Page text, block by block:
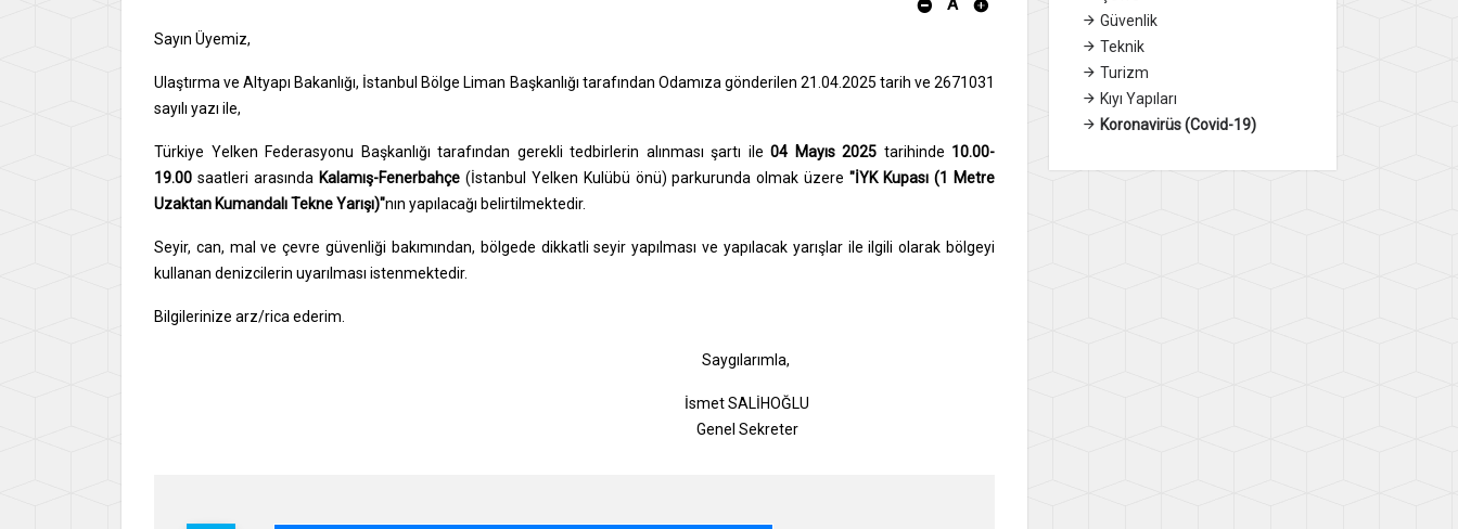
A
Sayın Üyemiz,
Ulaştırma ve Altyapı Bakanlığı, İstanbul Bölge Liman Başkanlığı tarafından Odamıza gönderilen 21.04.2025 tarih ve 2671031
sayılı yazı ile,
Türkiye Yelken Federasyonu Başkanlığı tarafından gerekli tedbirlerin alınması şartı ile 04 Mayıs 2025 tarihinde 10.00-
19.00 saatleri arasında Kalamış-Fenerbahçe (İstanbul Yelken Kulübü önü) parkurunda olmak üzere"İYK Kupası (1 Metre
Uzaktan Kumandalı Tekne Yarışı)"nın yapılacağı belirtilmektedir.
Seyir, can, mal ve çevre güvenliği bakımından, bölgede dikkatli seyir yapılması ve yapılacak yarışlar ile ilgili olarak bölgeyi
kullanan denizcilerin uyarılması istenmektedir.
Bilgilerinize arz/rica ederim.
Saygılarımla,
İsmet SALİHOĞLU
Genel Sekreter
Güvenlik
Teknik
Turizm
Kıyı Yapıları
Koronavirüs (Covid-19)